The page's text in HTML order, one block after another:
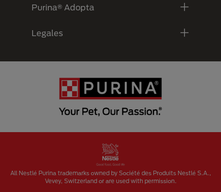
Purina® Adopta
Legales
All Nestlé Purina trademarks owned by Société des Produits Nestlé S.A.,
Vevey, Switzerland or are used with permission.